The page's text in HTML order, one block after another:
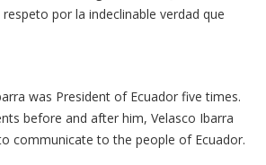
por la indeclinable verdad que
was President of Ecuador five times.
before and after him, Velasco Ibarra
to communicate to the people of Ecuador.